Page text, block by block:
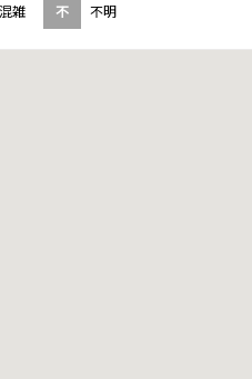
混雑 不 不明